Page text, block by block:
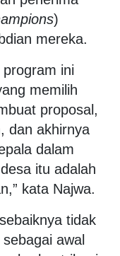
)
mereka.
ini
memilih
proposal,
dan akhirnya
dalam
itu adalah
kata Najwa.
tidak
awal